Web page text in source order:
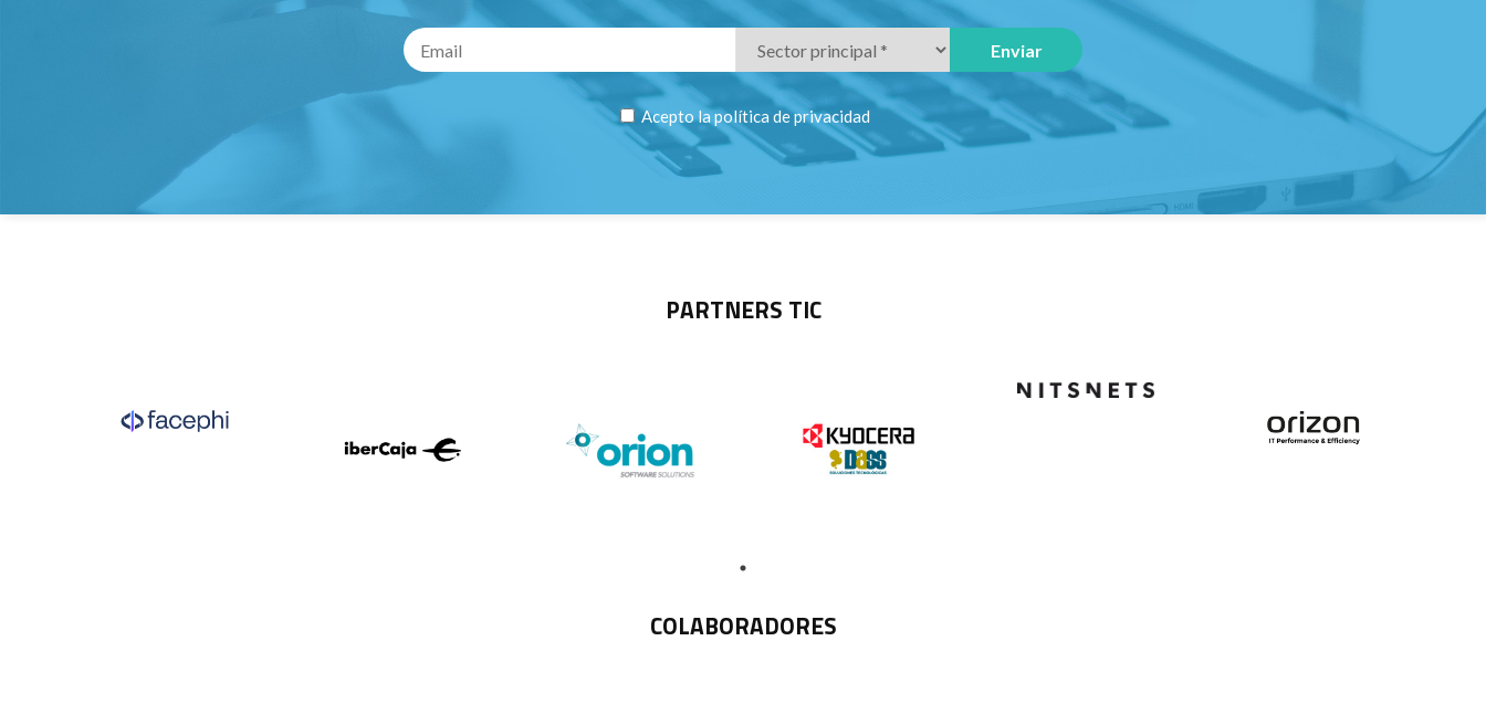
Acepto lapolítica de privacidad
PARTNERS TIC
COLABORADORES